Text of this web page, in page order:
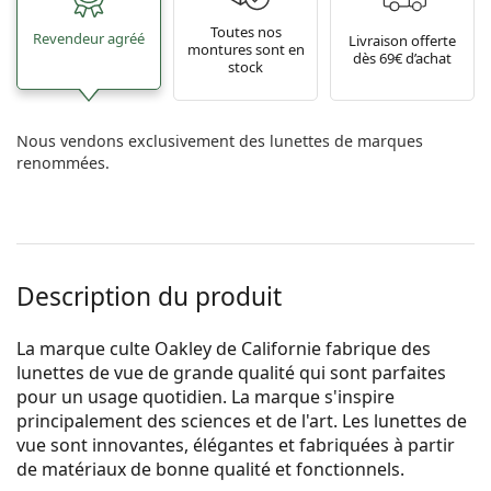
Revendeur agréé
Toutes nos
montures sont en
stock
Livraison offerte
dès 69€ d’achat
Nous vendons exclusivement des lunettes de marques
renommées.
Description du produit
La marque culte Oakley de Californie fabrique des
lunettes de vue de grande qualité qui sont parfaites
pour un usage quotidien. La marque s'inspire
principalement des sciences et de l'art. Les lunettes de
vue sont innovantes, élégantes et fabriquées à partir
de matériaux de bonne qualité et fonctionnels.